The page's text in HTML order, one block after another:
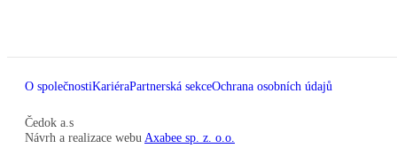
O společnostiKariéraPartnerská sekceOchrana osobních údajů
Čedok a.s
Návrh a realizace webu Axabee sp. z. o.o.